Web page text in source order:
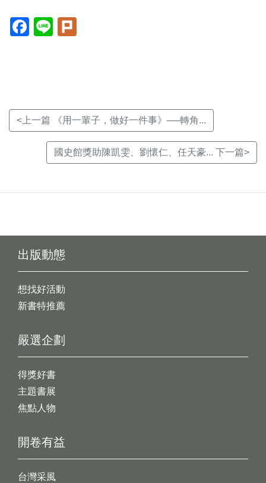
Facebook(另
開
Line(另
開
<上一篇 《用一輩子，做好一件事》──轉角...
國史館獎助陳凱雯、劉懷仁、任天豪... 下一篇>
出版動態
想找好活動
新書特推薦
開卷有益
台灣采風
嚴選企劃
得獎好書
主題書展
焦點人物